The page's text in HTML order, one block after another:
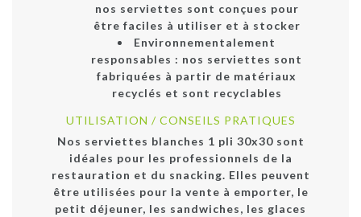
nos serviettes sont conçues pour
être faciles à utiliser et à stocker
Environnementalement
responsables : nos serviettes sont
fabriquées à partir de matériaux
recyclés et sont recyclables
UTILISATION / CONSEILS PRATIQUES
Nos serviettes blanches 1 pli 30x30 sont
idéales pour les professionnels de la
restauration et du snacking. Elles peuvent
être utilisées pour la vente à emporter, le
petit déjeuner, les sandwiches, les glaces